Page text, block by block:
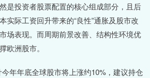
是投资者股票配置的核心组成部分，且后
实际工资回升带来的“良性”通胀及股市改
场表现。而周期前景改善、结构性环境优
欧洲股市。
年年底全球股市将上涨约10%，建议持仓